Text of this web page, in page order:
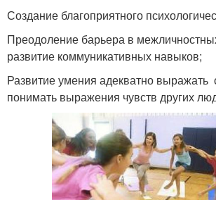
Создание благоприятного
Преодоление барьера в
развитие коммуникативных навыков;
Развитие умения адекватно выражать
понимать выражения чувств других